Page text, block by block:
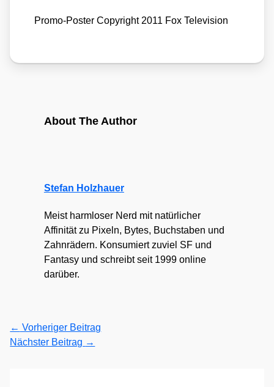
Pro­mo-Pos­ter Copy­right 2011 Fox Tele­vi­si­on
About The Author
Stefan Holzhauer
Meist harmloser Nerd mit natürlicher
Affinität zu Pixeln, Bytes, Buchstaben und
Zahnrädern. Konsumiert zuviel SF und
Fantasy und schreibt seit 1999 online
darüber.
← Vorheriger Beitrag
Nächster Beitrag →